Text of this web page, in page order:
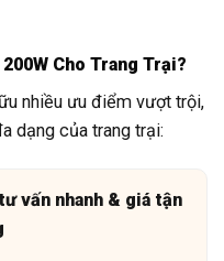
Cho Trang Trại?
nhiều ưu điểm vượt trội,
dạng của trang trại:
vấn nhanh & giá tận